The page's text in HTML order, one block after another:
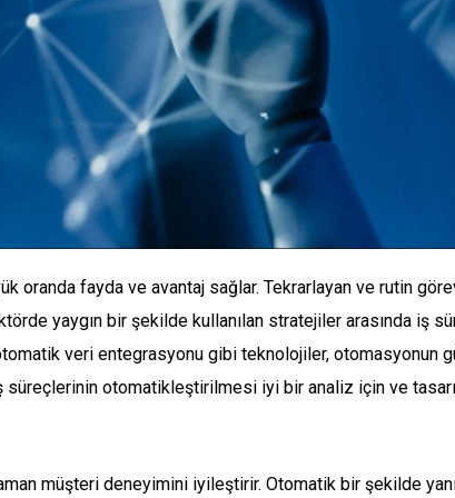
oranda fayda ve avantaj sağlar. Tekrarlayan ve rutin
yaygın bir şekilde kullanılan stratejiler arasında iş
veri entegrasyonu gibi teknolojiler, otomasyonun
süreçlerinin otomatikleştirilmesi iyi bir analiz için ve
müşteri deneyimini iyileştirir. Otomatik bir şekilde